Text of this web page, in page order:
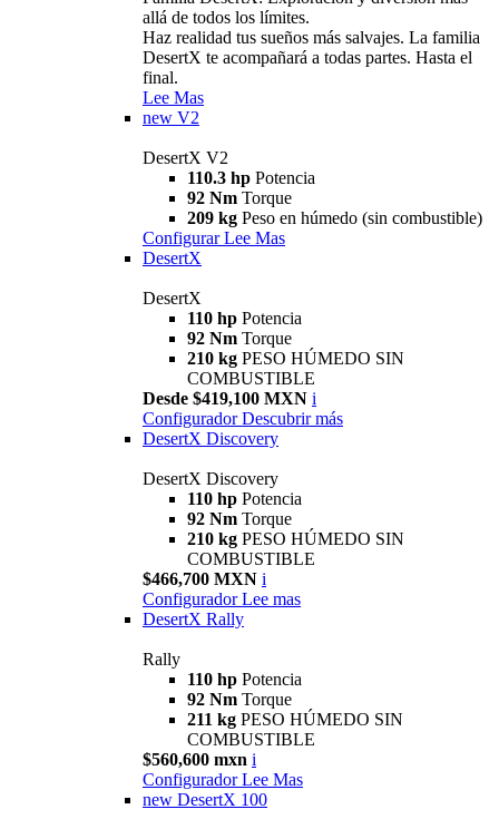
allá de todos los límites.
Haz realidad tus sueños más salvajes. La familia
DesertX te acompañará a todas partes. Hasta el
final.
Lee Mas
new V2
DesertX V2
110.3 hp Potencia
92 Nm Torque
209 kg Peso en húmedo (sin combustible)
Configurar Lee Mas
DesertX
DesertX
110 hp Potencia
92 Nm Torque
210 kg PESO HÚMEDO SIN
COMBUSTIBLE
Desde $419,100 MXN i
Configurador Descubrir más
DesertX Discovery
DesertX Discovery
110 hp Potencia
92 Nm Torque
210 kg PESO HÚMEDO SIN
COMBUSTIBLE
$466,700 MXN i
Configurador Lee mas
DesertX Rally
Rally
110 hp Potencia
92 Nm Torque
211 kg PESO HÚMEDO SIN
COMBUSTIBLE
$560,600 mxn i
Configurador Lee Mas
new DesertX 100